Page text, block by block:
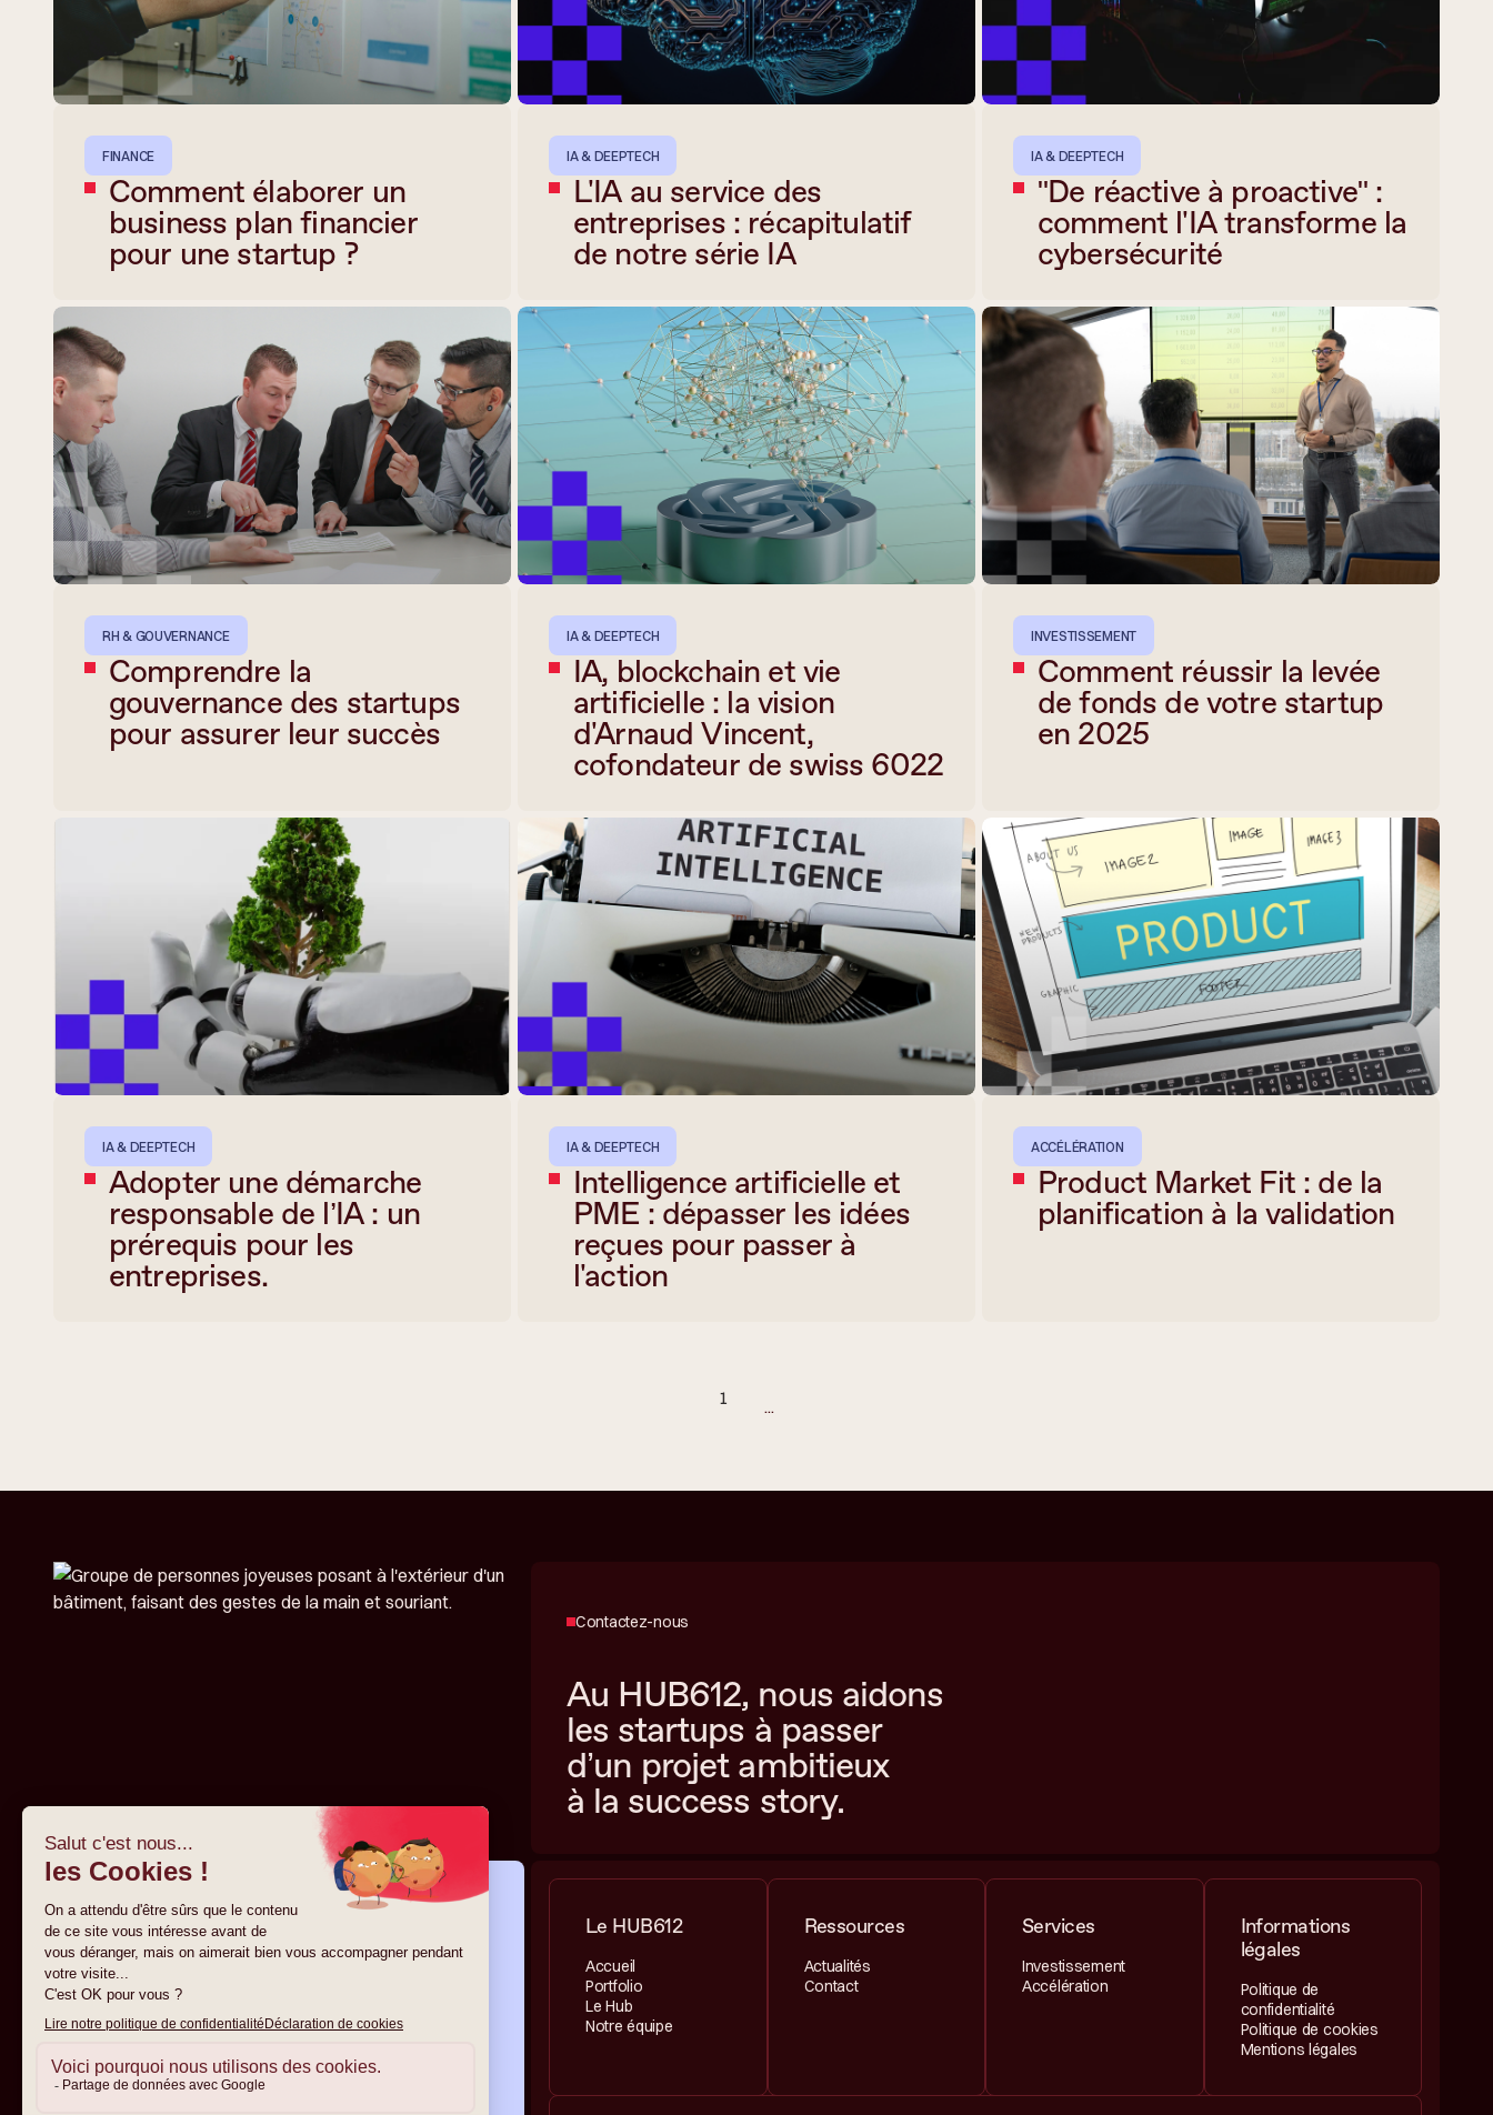
FINANCE
Comment élaborer un
business plan financier
pour une startup ?
IA & DEEPTECH
L'IA au service des
entreprises : récapitulatif
de notre série IA
IA & DEEPTECH
"De réactive à proactive" :
comment l'IA transforme la
cybersécurité
RH & GOUVERNANCE
Comprendre la
gouvernance des startups
pour assurer leur succès
IA & DEEPTECH
IA, blockchain et vie
artificielle : la vision
d'Arnaud Vincent,
cofondateur de swiss 6022
INVESTISSEMENT
Comment réussir la levée
de fonds de votre startup
en 2025
IA & DEEPTECH
Adopter une démarche
responsable de l’IA : un
prérequis pour les
entreprises.
IA & DEEPTECH
Intelligence artificielle et
PME : dépasser les idées
reçues pour passer à
l'action
ACCÉLÉRATION
Product Market Fit : de la
planification à la validation
1 ...
Contactez-nous
Au HUB612, nous aidons
les startups à passer
d’un projet ambitieux
à la success story.
Nous accompagnons
les startups tech B2B
dans leur croissance
Le HUB612
Accueil
Portfolio
Le Hub
Notre équipe
Ressources
Actualités
Contact
Services
Investissement
Accélération
Informations
légales
Politique de
confidentialité
Politique de cookies
Mentions légales